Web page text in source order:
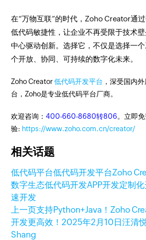
在“万物互联”的时代，Zoho Creator通
低代码敏捷性，让企业不再受限于技术
中心驱动创新。选择它，不仅是选择一
个开放、协同、可持续的数字化未来。
Zoho Creator低代码开发平台 ，深受国内
台，Zoho是专业低代码平台厂商。
欢迎咨询：400-660-8680转806。立即
验: https://www.zoho.com.cn/creator/
相关话题
低代码平台低代码开发平台Zoho
数字生态低代码开发APP开发定制
速开发
上一页支持Python+Java！Zoho
开发更高效！2025年2月10日汪清
Shang